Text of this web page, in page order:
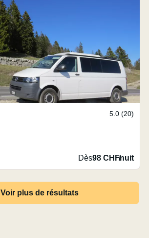
5.0 (20)
Dès98 CHF/nuit
Voir plus de résultats